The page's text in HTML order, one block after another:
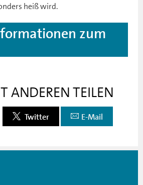
heiß wird.
zum
ANDEREN TEILEN
Twitter E-Mail